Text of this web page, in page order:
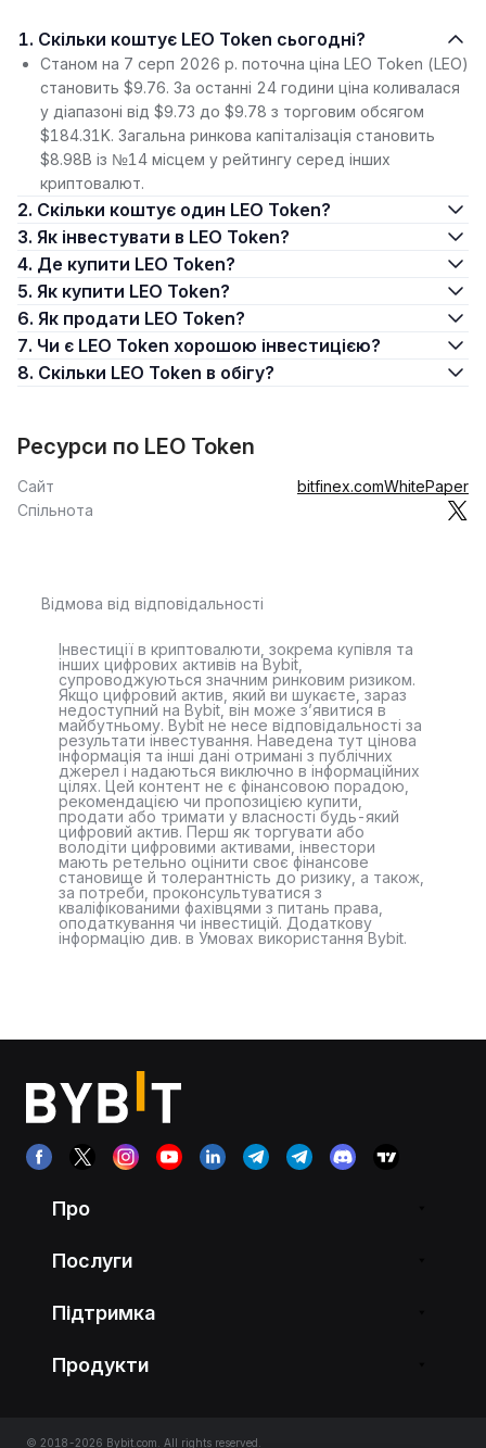
1. Скільки коштує LEO Token сьогодні?
Станом на 7 серп 2026 р. поточна ціна LEO Token (LEO)
становить $9.76. За останні 24 години ціна коливалася
у діапазоні від $9.73 до $9.78 з торговим обсягом
$184.31K. Загальна ринкова капіталізація становить
$8.98B із №14 місцем у рейтингу серед інших
криптовалют.
2. Скільки коштує один LEO Token?
3. Як інвестувати в LEO Token?
4. Де купити LEO Token?
5. Як купити LEO Token?
6. Як продати LEO Token?
7. Чи є LEO Token хорошою інвестицією?
8. Скільки LEO Token в обігу?
Ресурси по LEO Token
Сайт bitfinex.comWhitePaper
Спільнота
Відмова від відповідальності
Інвестиції в криптовалюти, зокрема купівля та
інших цифрових активів на Bybit,
супроводжуються значним ринковим ризиком.
Якщо цифровий актив, який ви шукаєте, зараз
недоступний на Bybit, він може з’явитися в
майбутньому. Bybit не несе відповідальності за
результати інвестування. Наведена тут цінова
інформація та інші дані отримані з публічних
джерел і надаються виключно в інформаційних
цілях. Цей контент не є фінансовою порадою,
рекомендацією чи пропозицією купити,
продати або тримати у власності будь-який
цифровий актив. Перш як торгувати або
володіти цифровими активами, інвестори
мають ретельно оцінити своє фінансове
становище й толерантність до ризику, а також,
за потреби, проконсультуватися з
кваліфікованими фахівцями з питань права,
оподаткування чи інвестицій. Додаткову
інформацію див. в Умовах використання Bybit.
Про
Послуги
Підтримка
Продукти
© 2018-2026 Bybit.com. All rights reserved.